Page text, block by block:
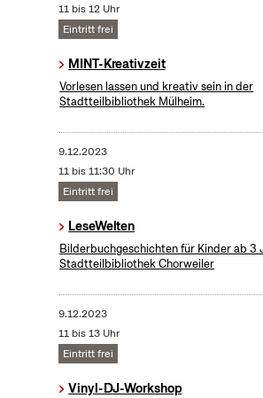
11 bis 12 Uhr
Eintritt frei
MINT-Kreativzeit
Vorlesen lassen und kreativ sein in der
Stadtteilbibliothek Mülheim.
9.12.2023
11 bis 11:30 Uhr
Eintritt frei
LeseWelten
Bilderbuchgeschichten für Kinder ab 3
Stadtteilbibliothek Chorweiler
9.12.2023
11 bis 13 Uhr
Eintritt frei
Vinyl-DJ-Workshop